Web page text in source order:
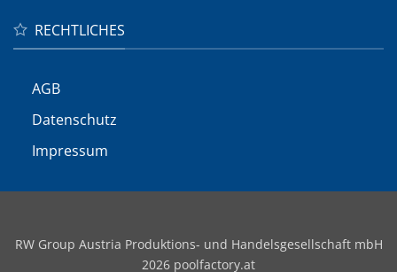
RECHTLICHES
AGB
Datenschutz
Impressum
RW Group Austria Produktions- und Handelsgesellschaft mbH
2026 poolfactory.at